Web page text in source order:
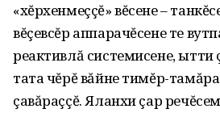
«хĕрхенмеççĕ» вĕсене –
вĕçевсĕр аппарачĕсене те
реактивлă системисене, ытти
тата чĕрĕ вăйне тимĕр-
çавăраççĕ. Яланхи çар